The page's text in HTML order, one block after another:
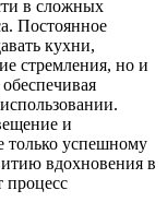
в сложных
Постоянное
кухни,
стремления, но и
и
только успешному
вдохновения в
процесс